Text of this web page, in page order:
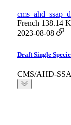
French 138.14
2023-08-08
Draft Single
CMS/AHD-